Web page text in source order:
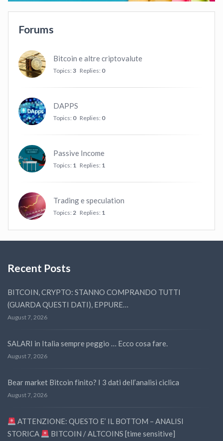
Forums
Bitcoin e altre criptovalute
Topics: 3 Replies: 0
DAPPS
Topics: 0 Replies: 0
Passive Income
Topics: 1 Replies: 1
Trading e speculation
Topics: 2 Replies: 1
Recent Posts
BITCOIN, CRYPTO: STANNO COMPRANDO TUTTI
(GUARDA QUESTI DATI), EPPURE…
August 7, 2026
SALARI in Italia sempre peggio … Ecco cosa fare.
August 7, 2026
Bear market Bitcoin finito? I 3 dati dell’analisi ciclica
August 7, 2026
ATTENZIONE: QUESTO E’ IL BOTTOM – ANALISI
STORICA
BITCOIN / ALTCOINS [time sensitive]